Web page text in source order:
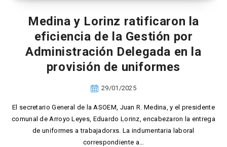
Medina y Lorinz ratificaron la
eficiencia de la Gestión por
Administración Delegada en la
provisión de uniformes
29/01/2025
El secretario General de la ASOEM, Juan R. Medina, y el presidente
comunal de Arroyo Leyes, Eduardo Lorinz, encabezaron la entrega
de uniformes a trabajadorxs. La indumentaria laboral
correspondiente a…